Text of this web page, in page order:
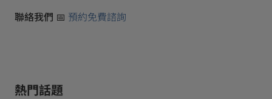
聯絡我們 📅 預約免費諮詢
熱門話題